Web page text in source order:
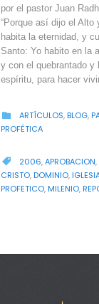
por el pastor Juan
“Porque así dijo el Alto
habita la eternidad, y
Santo: Yo habito en la
y con el quebrantado y
espíritu, para hacer
 CATEGORY
ARTÍCULOS, BLOG,
PROFÉTICA
 CATEGORY
2006,APROBACION,
CRISTO, DOMINIO,
PROFETICO, MILENIO,